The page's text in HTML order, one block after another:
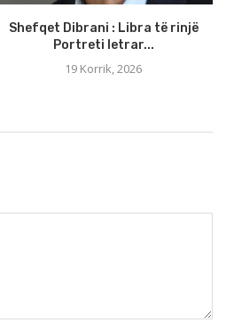
Shefqet Dibrani : Libra të rinjë
Portreti letrar...
19 Korrik, 2026